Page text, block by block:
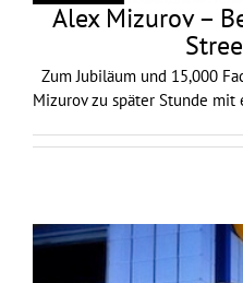
Alex Mizurov –
Zum Jubiläum und 15,000
Mizurov zu später Stunde mit